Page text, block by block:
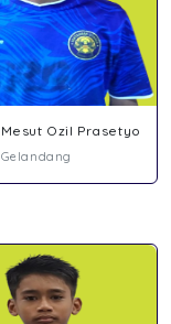
Mesut Ozil Prasetyo
Gelandang